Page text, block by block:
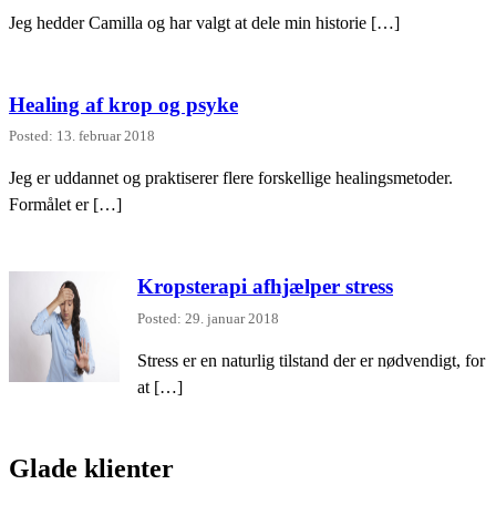
Jeg hedder Camilla og har valgt at dele min historie […]
Healing af krop og psyke
Posted: 13. februar 2018
Jeg er uddannet og praktiserer flere forskellige healingsmetoder.
Formålet er […]
Kropsterapi afhjælper stress
Posted: 29. januar 2018
Stress er en naturlig tilstand der er nødvendigt, for
at […]
Glade klienter